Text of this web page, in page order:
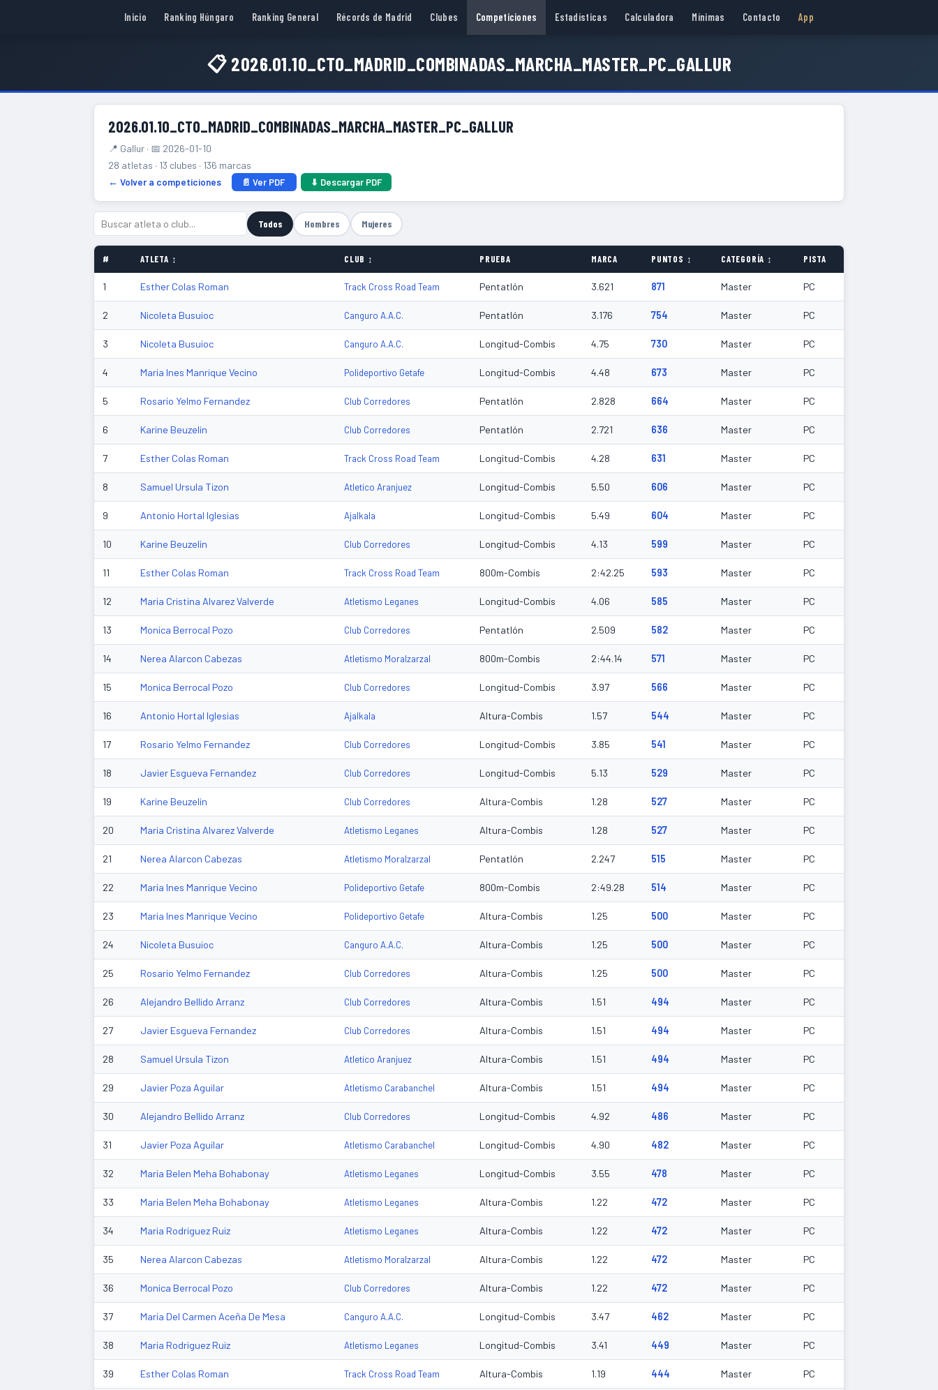
Inicio Ranking Húngaro Ranking General Récords de Madrid Clubes Competiciones Estadísticas Calculadora Mínimas Contacto App
📋 2026.01.10_CTO_MADRID_COMBINADAS_MARCHA_MASTER_PC_GALLUR
2026.01.10_CTO_MADRID_COMBINADAS_MARCHA_MASTER_PC_GALLUR
📍 Gallur · 📅 2026-01-10
28 atletas · 13 clubes · 136 marcas
← Volver a competiciones
📄 Ver PDF ⬇ Descargar PDF
Todos Hombres Mujeres
# ATLETA ↕ CLUB ↕ PRUEBA MARCA PUNTOS ↕ CATEGORÍA ↕ PISTA
1 Esther Colas Roman Track Cross Road Team Pentatlón 3.621 871 Master PC
2 Nicoleta Busuioc Canguro A.A.C. Pentatlón 3.176 754 Master PC
3 Nicoleta Busuioc Canguro A.A.C. Longitud-Combis 4.75 730 Master PC
4 Maria Ines Manrique Vecino Polideportivo Getafe Longitud-Combis 4.48 673 Master PC
5 Rosario Yelmo Fernandez Club Corredores Pentatlón 2.828 664 Master PC
6 Karine Beuzelin Club Corredores Pentatlón 2.721 636 Master PC
7 Esther Colas Roman Track Cross Road Team Longitud-Combis 4.28 631 Master PC
8 Samuel Ursula Tizon Atletico Aranjuez Longitud-Combis 5.50 606 Master PC
9 Antonio Hortal Iglesias Ajalkala Longitud-Combis 5.49 604 Master PC
10 Karine Beuzelin Club Corredores Longitud-Combis 4.13 599 Master PC
11 Esther Colas Roman Track Cross Road Team 800m-Combis 2:42.25 593 Master PC
12 Maria Cristina Alvarez Valverde Atletismo Leganes Longitud-Combis 4.06 585 Master PC
13 Monica Berrocal Pozo Club Corredores Pentatlón 2.509 582 Master PC
14 Nerea Alarcon Cabezas Atletismo Moralzarzal 800m-Combis 2:44.14 571 Master PC
15 Monica Berrocal Pozo Club Corredores Longitud-Combis 3.97 566 Master PC
16 Antonio Hortal Iglesias Ajalkala Altura-Combis 1.57 544 Master PC
17 Rosario Yelmo Fernandez Club Corredores Longitud-Combis 3.85 541 Master PC
18 Javier Esgueva Fernandez Club Corredores Longitud-Combis 5.13 529 Master PC
19 Karine Beuzelin Club Corredores Altura-Combis 1.28 527 Master PC
20 Maria Cristina Alvarez Valverde Atletismo Leganes Altura-Combis 1.28 527 Master PC
21 Nerea Alarcon Cabezas Atletismo Moralzarzal Pentatlón 2.247 515 Master PC
22 Maria Ines Manrique Vecino Polideportivo Getafe 800m-Combis 2:49.28 514 Master PC
23 Maria Ines Manrique Vecino Polideportivo Getafe Altura-Combis 1.25 500 Master PC
24 Nicoleta Busuioc Canguro A.A.C. Altura-Combis 1.25 500 Master PC
25 Rosario Yelmo Fernandez Club Corredores Altura-Combis 1.25 500 Master PC
26 Alejandro Bellido Arranz Club Corredores Altura-Combis 1.51 494 Master PC
27 Javier Esgueva Fernandez Club Corredores Altura-Combis 1.51 494 Master PC
28 Samuel Ursula Tizon Atletico Aranjuez Altura-Combis 1.51 494 Master PC
29 Javier Poza Aguilar Atletismo Carabanchel Altura-Combis 1.51 494 Master PC
30 Alejandro Bellido Arranz Club Corredores Longitud-Combis 4.92 486 Master PC
31 Javier Poza Aguilar Atletismo Carabanchel Longitud-Combis 4.90 482 Master PC
32 Maria Belen Meha Bohabonay Atletismo Leganes Longitud-Combis 3.55 478 Master PC
33 Maria Belen Meha Bohabonay Atletismo Leganes Altura-Combis 1.22 472 Master PC
34 Maria Rodriguez Ruiz Atletismo Leganes Altura-Combis 1.22 472 Master PC
35 Nerea Alarcon Cabezas Atletismo Moralzarzal Altura-Combis 1.22 472 Master PC
36 Monica Berrocal Pozo Club Corredores Altura-Combis 1.22 472 Master PC
37 Maria Del Carmen Aceña De Mesa Canguro A.A.C. Longitud-Combis 3.47 462 Master PC
38 Maria Rodriguez Ruiz Atletismo Leganes Longitud-Combis 3.41 449 Master PC
39 Esther Colas Roman Track Cross Road Team Altura-Combis 1.19 444 Master PC